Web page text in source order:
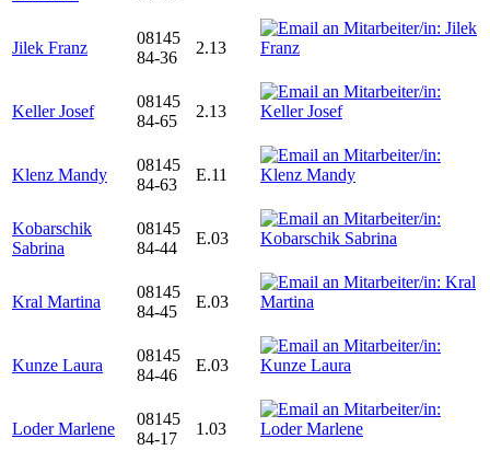
Jilek Franz
08145
84-36
2.13
Keller Josef
08145
84-65
2.13
Klenz Mandy
08145
84-63
E.11
Kobarschik
Sabrina
08145
84-44
E.03
Kral Martina
08145
84-45
E.03
Kunze Laura
08145
84-46
E.03
Loder Marlene
08145
84-17
1.03